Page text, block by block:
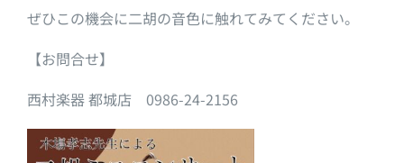
ぜひこの機会に二胡の音色に触れてみてください。
【お問合せ】
西村楽器 都城店 0986-24-2156